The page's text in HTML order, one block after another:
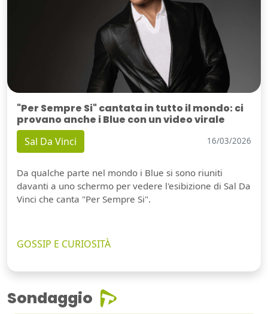
"Per Sempre Si" cantata in tutto il mondo: ci
provano anche i Blue con un video virale
Sal Da Vinci 16/03/2026
Da qualche parte nel mondo i Blue si sono riuniti
davanti a uno schermo per vedere l'esibizione di Sal Da
Vinci che canta "Per Sempre Si".
GOSSIP E CURIOSITÀ
Sondaggio